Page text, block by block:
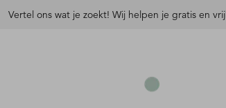
Vertel ons wat je zoekt! Wij helpen je gratis en